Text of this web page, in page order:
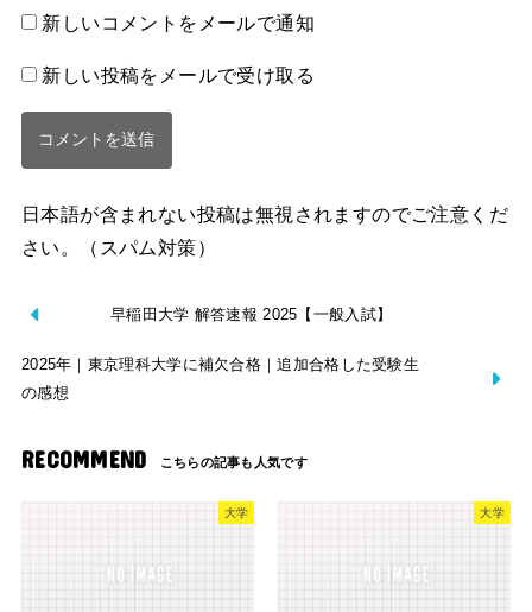
新しいコメントをメールで通知
新しい投稿をメールで受け取る
日本語が含まれない投稿は無視されますのでご注意くだ
さい。（スパム対策）
早稲田大学 解答速報 2025【一般入試】
2025年｜東京理科大学に補欠合格｜追加合格した受験生
の感想
RECOMMEND
大学 大学